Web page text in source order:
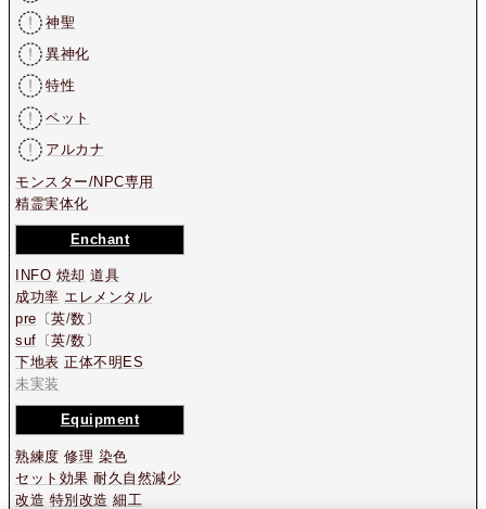
神聖
異神化
特性
ペット
アルカナ
モンスター/NPC専用
精霊実体化
Enchant
INFO 焼却 道具
成功率 エレメンタル
pre 〔英/数 〕
suf 〔英/数 〕
下地表 正体不明ES
未実装
Equipment
熟練度 修理 染色
セット効果 耐久自然減少
改造 特別改造 細工